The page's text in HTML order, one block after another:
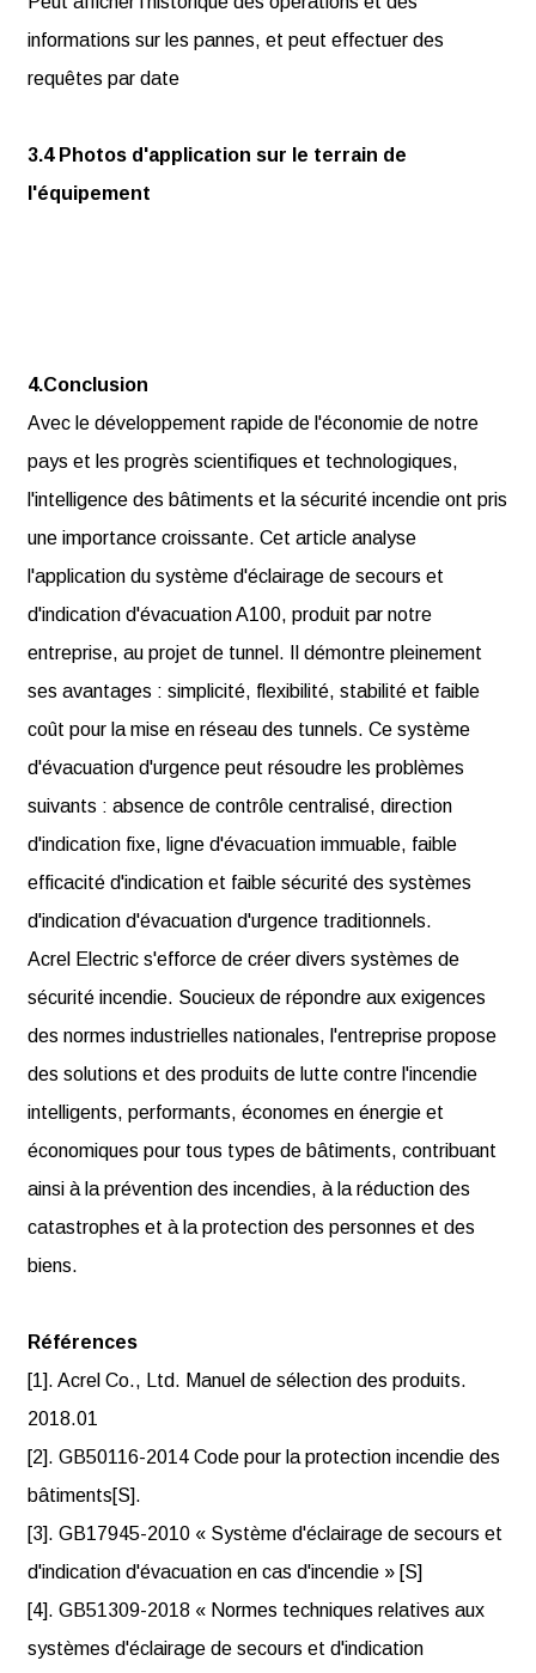
informations sur les pannes, et peut effectuer des
requêtes par date
3.4 Photos d'application sur le terrain de
l'équipement
4.Conclusion
Avec le développement rapide de l'économie de notre
pays et les progrès scientifiques et technologiques,
l'intelligence des bâtiments et la sécurité incendie ont pris
une importance croissante. Cet article analyse
l'application du système d'éclairage de secours et
d'indication d'évacuation A100, produit par notre
entreprise, au projet de tunnel. Il démontre pleinement
ses avantages : simplicité, flexibilité, stabilité et faible
coût pour la mise en réseau des tunnels. Ce système
d'évacuation d'urgence peut résoudre les problèmes
suivants : absence de contrôle centralisé, direction
d'indication fixe, ligne d'évacuation immuable, faible
efficacité d'indication et faible sécurité des systèmes
d'indication d'évacuation d'urgence traditionnels.
Acrel Electric s'efforce de créer divers systèmes de
sécurité incendie. Soucieux de répondre aux exigences
des normes industrielles nationales, l'entreprise propose
des solutions et des produits de lutte contre l'incendie
intelligents, performants, économes en énergie et
économiques pour tous types de bâtiments, contribuant
ainsi à la prévention des incendies, à la réduction des
catastrophes et à la protection des personnes et des
biens.
Références
[1]. Acrel Co., Ltd. Manuel de sélection des produits.
2018.01
[2]. GB50116-2014 Code pour la protection incendie des
bâtiments[S].
[3]. GB17945-2010 « Système d'éclairage de secours et
d'indication d'évacuation en cas d'incendie » [S]
[4]. GB51309-2018 « Normes techniques relatives aux
systèmes d'éclairage de secours et d'indication